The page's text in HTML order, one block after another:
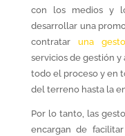
con los medios y
desarrollar una
contratar una
servicios de gestión y
todo el proceso y en
del terreno hasta la
Por lo tanto, las
encargan de